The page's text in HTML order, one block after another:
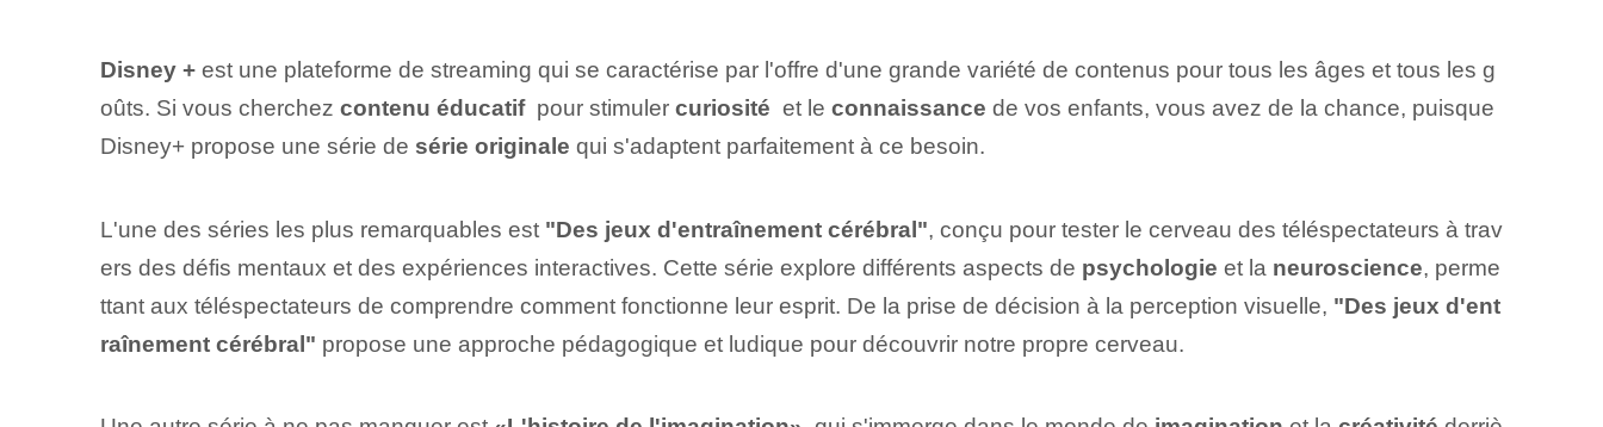
Disney +est une plateforme de streaming qui se caractérise par l'offre d'une grande variété de contenus pour tous les âges et tous les g
oûts. Si vous cherchez contenu éducatif​ pour‌ stimuler curiosité ​ et ⁤le⁤ connaissance de vos enfants, vous avez de la chance, puisque‌
Disney+ propose une série de série originale qui s'adaptent parfaitement à ce besoin.
L'une des séries les plus remarquables est "Des jeux d'entraînement cérébral", conçu pour tester le cerveau des téléspectateurs à trav
ers des défis mentaux et des expériences interactives. Cette série explore différents aspects de psychologie et la neuroscience, perme
ttant aux téléspectateurs de comprendre comment fonctionne leur esprit. De la prise de décision à la perception visuelle, "Des jeux d'ent
raînement cérébral" propose une approche pédagogique et ludique pour découvrir notre propre cerveau.